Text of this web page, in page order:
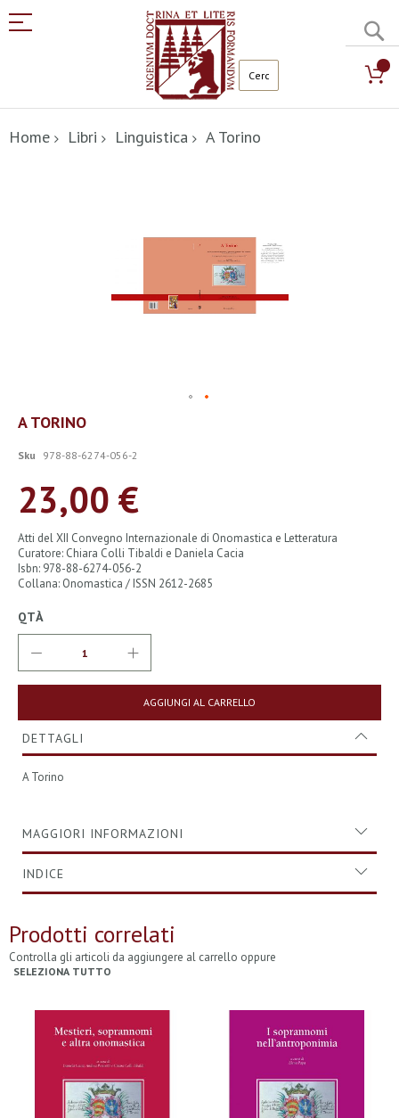
al
contenuto
Home Libri Linguistica A Torino
Vai
all'inizio
galleria
immagini
A TORINO
Sku 978-88-6274-056-2
23,00 €
Atti del XII Convegno Internazionale di Onomastica e Letteratura
Curatore: Chiara Colli Tibaldi e Daniela Cacia
Isbn: 978-88-6274-056-2
Collana: Onomastica / ISSN 2612-2685
QTÀ
AGGIUNGI AL CARRELLO
DETTAGLI
A Torino
MAGGIORI INFORMAZIONI
INDICE
Prodotti correlati
Controlla gli articoli da aggiungere al carrello oppure
SELEZIONA TUTTO